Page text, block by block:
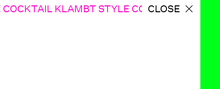
CLOSE
KLAMBT STYLE COCKTAIL